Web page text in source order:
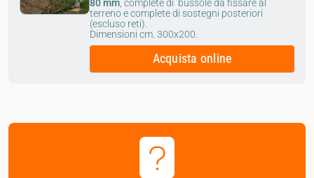
80 mm , complete di bussole da fissare al
terreno e complete di sostegni posteriori
(escluso reti).
Dimensioni cm. 300x200.
Acquista online